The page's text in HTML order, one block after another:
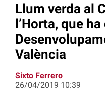
Llum verda al
l’Horta, que
València
Sixto Ferrero
26/04/2019 10:39